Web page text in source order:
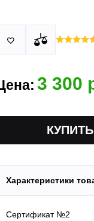
юридических лиц можно
товар.
п.Немчиновка,
акция:скидка

3 300
Характеристики
Сертификат №2